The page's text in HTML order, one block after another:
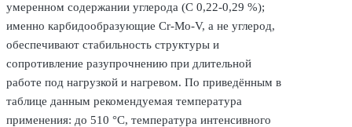
умеренном содержании углерода (C 0,22-0,29 %);
именно карбидообразующие Cr-Mo-V, а не углерод,
обеспечивают стабильность структуры и
сопротивление разупрочнению при длительной
работе под нагрузкой и нагревом. По приведённым в
таблице данным рекомендуемая температура
применения: до 510 °C, температура интенсивного